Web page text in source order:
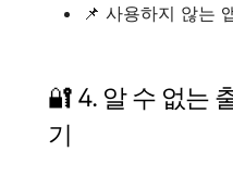
📌 사용하지 않는
🔐 4. 알 수 없는
기